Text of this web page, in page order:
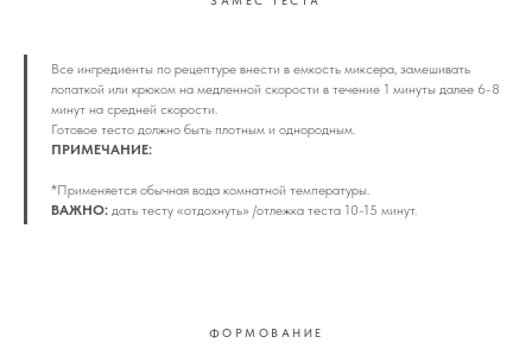
Все ингредиенты по рецептуре внести в емкость миксера, замешивать
лопаткой или крюком на медленной скорости в течение 1 минуты далее 6-8
минут на средней скорости.
Готовое тесто должно быть плотным и однородным.
ПРИМЕЧАНИЕ:
*Применяется обычная вода комнатной температуры.
ВАЖНО: дать тесту «отдохнуть» /отлежка теста 10-15 минут.
ФОРМОВАНИЕ